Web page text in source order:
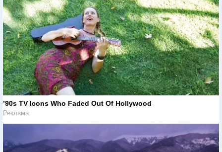
’90s TV Icons Who Faded Out Of Hollywood
Реклама